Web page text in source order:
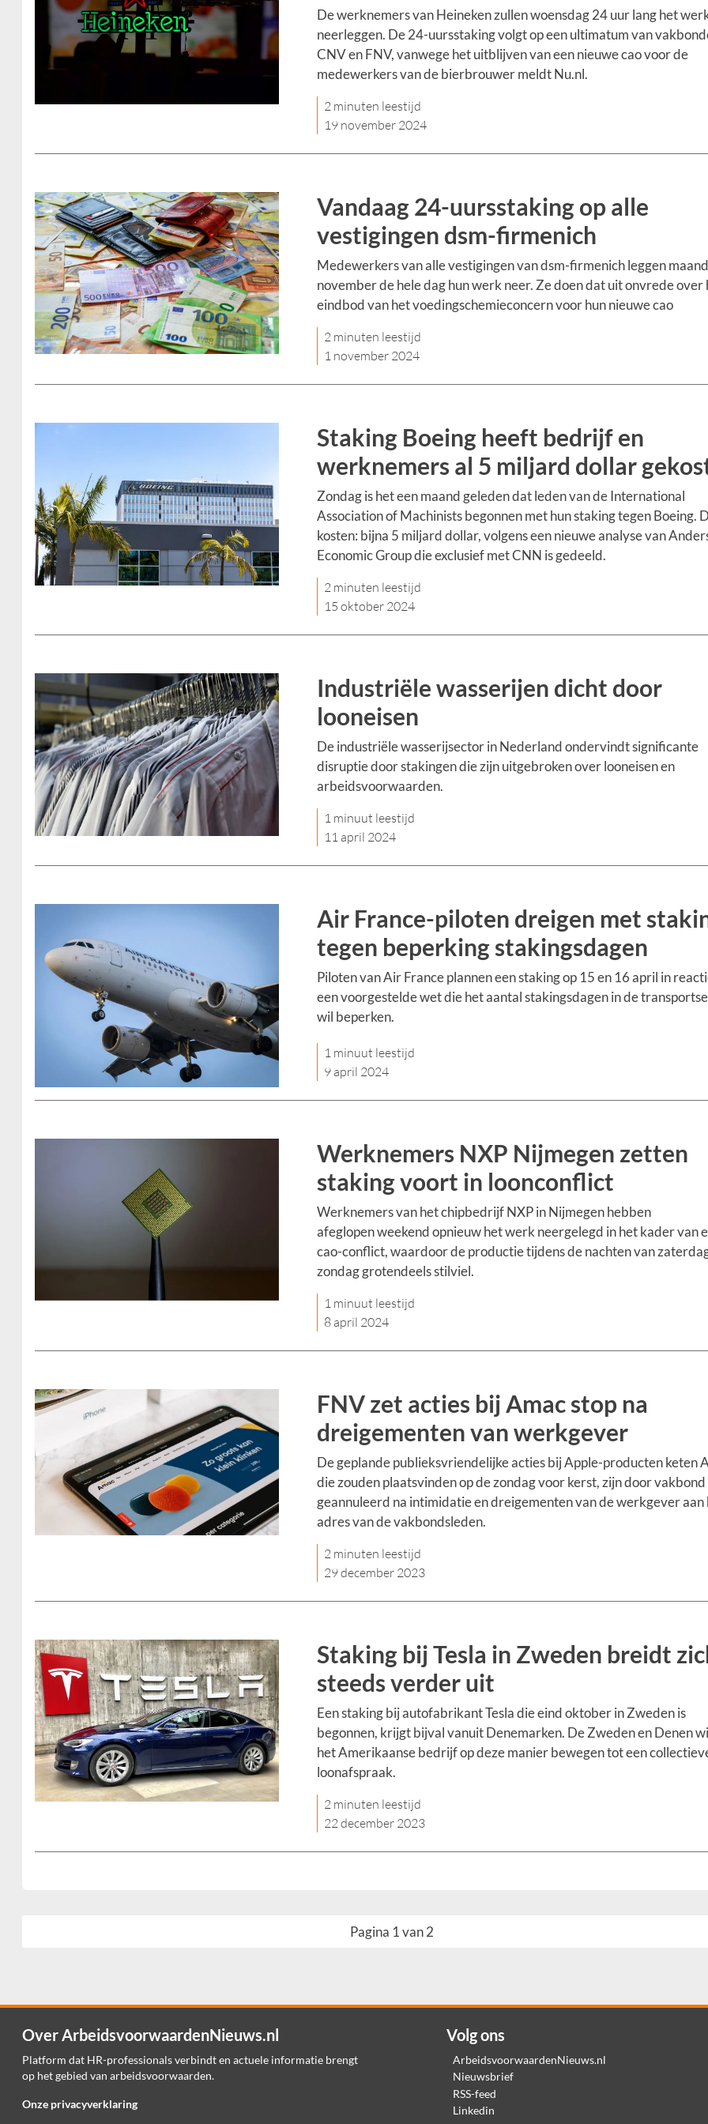
De werknemers van Heineken zullen woensdag 24 uur lang het
neerleggen. De 24-uursstaking volgt op een ultimatum van
CNV en FNV, vanwege het uitblijven van een nieuwe cao voor de
medewerkers van de bierbrouwer meldt Nu.nl.
2 minuten leestijd
19 november 2024
Vandaag 24-uursstaking op alle
vestigingen dsm-firmenich
Medewerkers van alle vestigingen van dsm-firmenich leggen
november de hele dag hun werk neer. Ze doen dat uit onvrede over
eindbod van het voedingschemieconcern voor hun nieuwe cao
2 minuten leestijd
1 november 2024
Staking Boeing heeft bedrijf en
werknemers al 5 miljard dollar
Zondag is het een maand geleden dat leden van de International
Association of Machinists begonnen met hun staking tegen Boeing.
kosten: bijna 5 miljard dollar, volgens een nieuwe analyse van
Economic Group die exclusief met CNN is gedeeld.
2 minuten leestijd
15 oktober 2024
Industriële wasserijen dicht door
looneisen
De industriële wasserijsector in Nederland ondervindt significante
disruptie door stakingen die zijn uitgebroken over looneisen en
arbeidsvoorwaarden.
1 minuut leestijd
11 april 2024
Air France-piloten dreigen met
tegen beperking stakingsdagen
Piloten van Air France plannen een staking op 15 en 16 april in
een voorgestelde wet die het aantal stakingsdagen in de
wil beperken.
1 minuut leestijd
9 april 2024
Werknemers NXP Nijmegen zetten
staking voort in loonconflict
Werknemers van het chipbedrijf NXP in Nijmegen hebben
afeglopen weekend opnieuw het werk neergelegd in het kader van
cao-conflict, waardoor de productie tijdens de nachten van
zondag grotendeels stilviel.
1 minuut leestijd
8 april 2024
FNV zet acties bij Amac stop na
dreigementen van werkgever
De geplande publieksvriendelijke acties bij Apple-producten keten
die zouden plaatsvinden op de zondag voor kerst, zijn door
geannuleerd na intimidatie en dreigementen van de werkgever aan
adres van de vakbondsleden.
2 minuten leestijd
29 december 2023
Staking bij Tesla in Zweden breidt
steeds verder uit
Een staking bij autofabrikant Tesla die eind oktober in Zweden is
begonnen, krijgt bijval vanuit Denemarken. De Zweden en Denen
het Amerikaanse bedrijf op deze manier bewegen tot een
loonafspraak.
2 minuten leestijd
22 december 2023
Pagina 1 van 2
Over ArbeidsvoorwaardenNieuws.nl
Platform dat HR-professionals verbindt en actuele informatie brengt
op het gebied van arbeidsvoorwaarden.
Onze privacyverklaring
Volg ons
ArbeidsvoorwaardenNieuws.nl
Nieuwsbrief
RSS-feed
Linkedin